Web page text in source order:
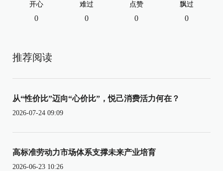
开心
0
难过
0
点赞
0
飘过
0
推荐阅读
从“性价比”迈向“心价比”，悦己消费活力何在？
2026-07-24 09:09
高标准劳动力市场体系支撑未来产业培育
2026-06-23 10:26